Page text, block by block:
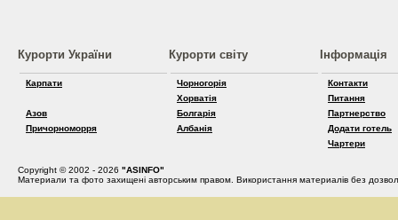
Курорти України
Карпати
Азов
Причорноморря
Курорти світу
Чорногорія
Хорватія
Болгарія
Албанія
Інформація
Контакти
Питання
Партнерство
Додати готель
Чартери
Copyright © 2002 - 2026 "ASINFO"
Материали та фото захищені авторським правом. Використання материалів без